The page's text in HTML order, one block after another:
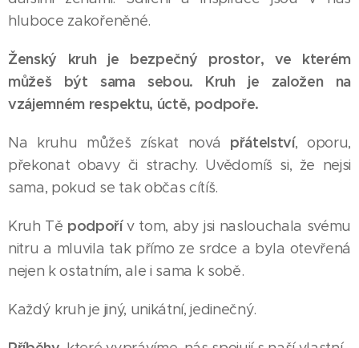
hluboce zakořeněné.
Ženský kruh je bezpečný prostor, ve kterém
můžeš být sama sebou. Kruh je založen na
vzájemném respektu, úctě, podpoře.
Na kruhu můžeš získat nová přátelství, oporu,
překonat obavy či strachy. Uvědomíš si, že nejsi
sama, pokud se tak občas cítíš.
Kruh Tě podpořív tom, aby jsi naslouchala svému
nitru a mluvila tak přímo ze srdce a byla otevřená
nejen k ostatním, ale i sama k sobě.
Každý kruh je jiný, unikátní, jedinečný.